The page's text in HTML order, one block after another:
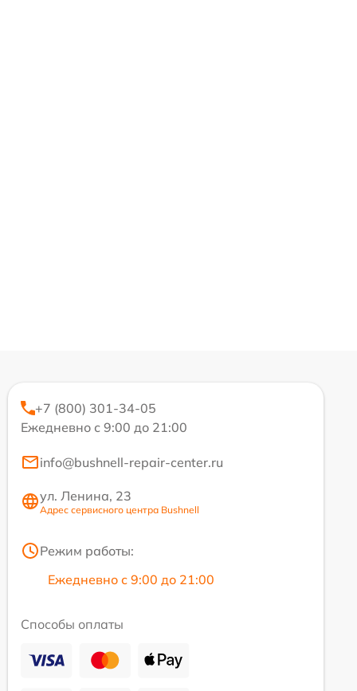
+7 (800) 301-34-05
Ежедневно с 9:00 до 21:00
info@bushnell-repair-center.ru
ул. Ленина, 23
Адрес сервисного центра Bushnell
Режим работы:
Ежедневно с 9:00 до 21:00
Способы оплаты